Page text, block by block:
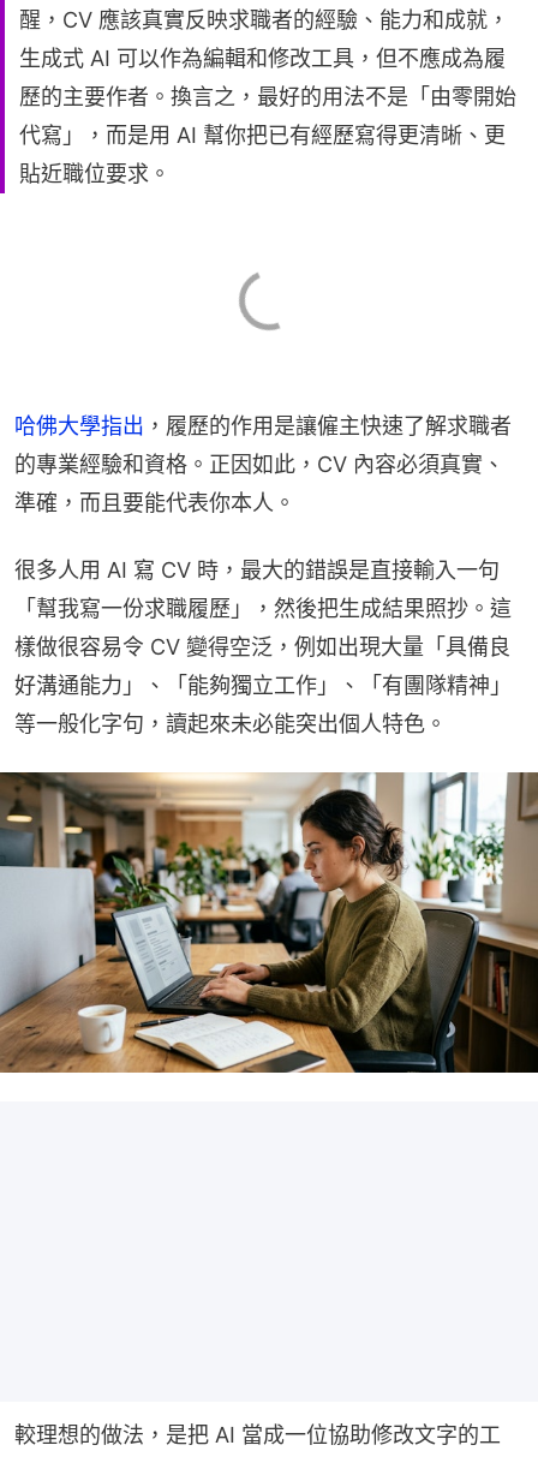
醒，CV 應該真實反映求職者的經驗、能力和成就，
生成式 AI 可以作為編輯和修改工具，但不應成為履
歷的主要作者。換言之，最好的用法不是「由零開始
代寫」，而是用 AI 幫你把已有經歷寫得更清晰、更
貼近職位要求。
哈佛大學指出 ，履歷的作用是讓僱主快速了解求職者
的專業經驗和資格。正因如此，CV 內容必須真實、
準確，而且要能代表你本人。
很多人用 AI 寫 CV 時，最大的錯誤是直接輸入一句
「幫我寫一份求職履歷」，然後把生成結果照抄。這
樣做很容易令 CV 變得空泛，例如出現大量「具備良
好溝通能力」、「能夠獨立工作」、「有團隊精神」
等一般化字句，讀起來未必能突出個人特色。
較理想的做法，是把 AI 當成一位協助修改文字的工